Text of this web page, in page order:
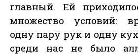
главный. Ей
множество условий:
одну пару рук и одну
среди нас не было